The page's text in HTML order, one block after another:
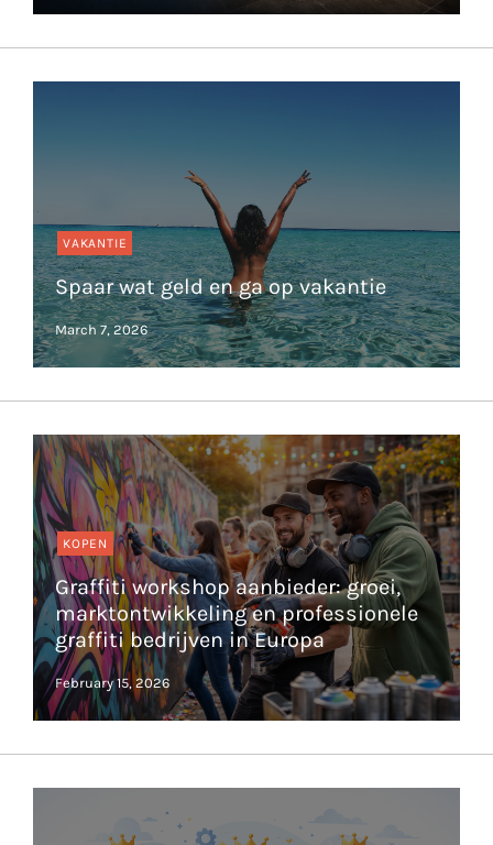
VAKANTIE
Spaar wat geld en ga op vakantie
KOPEN
Graffiti workshop aanbieder: groei,
marktontwikkeling en professionele
graffiti bedrijven in Europa